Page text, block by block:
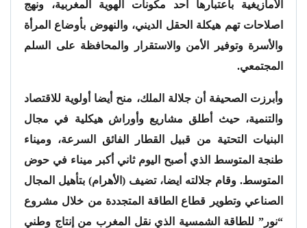
الأمازيغية باعتبارها أحد مكونات الهوية المغربية، ونهج
اصلاحات تهم هيكلة الحقل الديني، والنهوض بأوضاع المرأة
والأسرة وتوفير الأمن والاستقرار والمحافظة على السلم
المجتمعي.
وأبرزت الصحيفة أن جلالة الملك، منح أيضا أولوية للاقتصاد
والتنمية، حيث أطلق مشاريع وأوراش هيكلية في مجال
البنيات التحتية من قبيل القطار الفائق السرعة، وميناء
طنجة المتوسط الذي أصبح اليوم ثاني أكبر ميناء في حوض
المتوسط. وقام جلالته ايضا، تضيف (الأهرام) بتأهيل المجال
الصناعي وتطوير قطاع الطاقة المتجددة من خلال مشروع
“نور” للطاقة الشمسية الذي نقل المغرب من إنتاج وطني